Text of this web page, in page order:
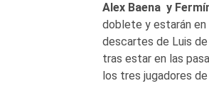
Alex Baena y
doblete y estarán
descartes de Luis
tras estar en las
los tres jugadores